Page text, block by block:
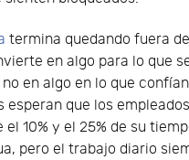
termina quedando fuera
en algo para lo que
en algo en lo que
esperan que los empleados
10% y el 25% de su
pero el trabajo diario